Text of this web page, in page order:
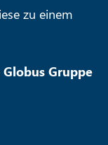
zu einem
Gruppe